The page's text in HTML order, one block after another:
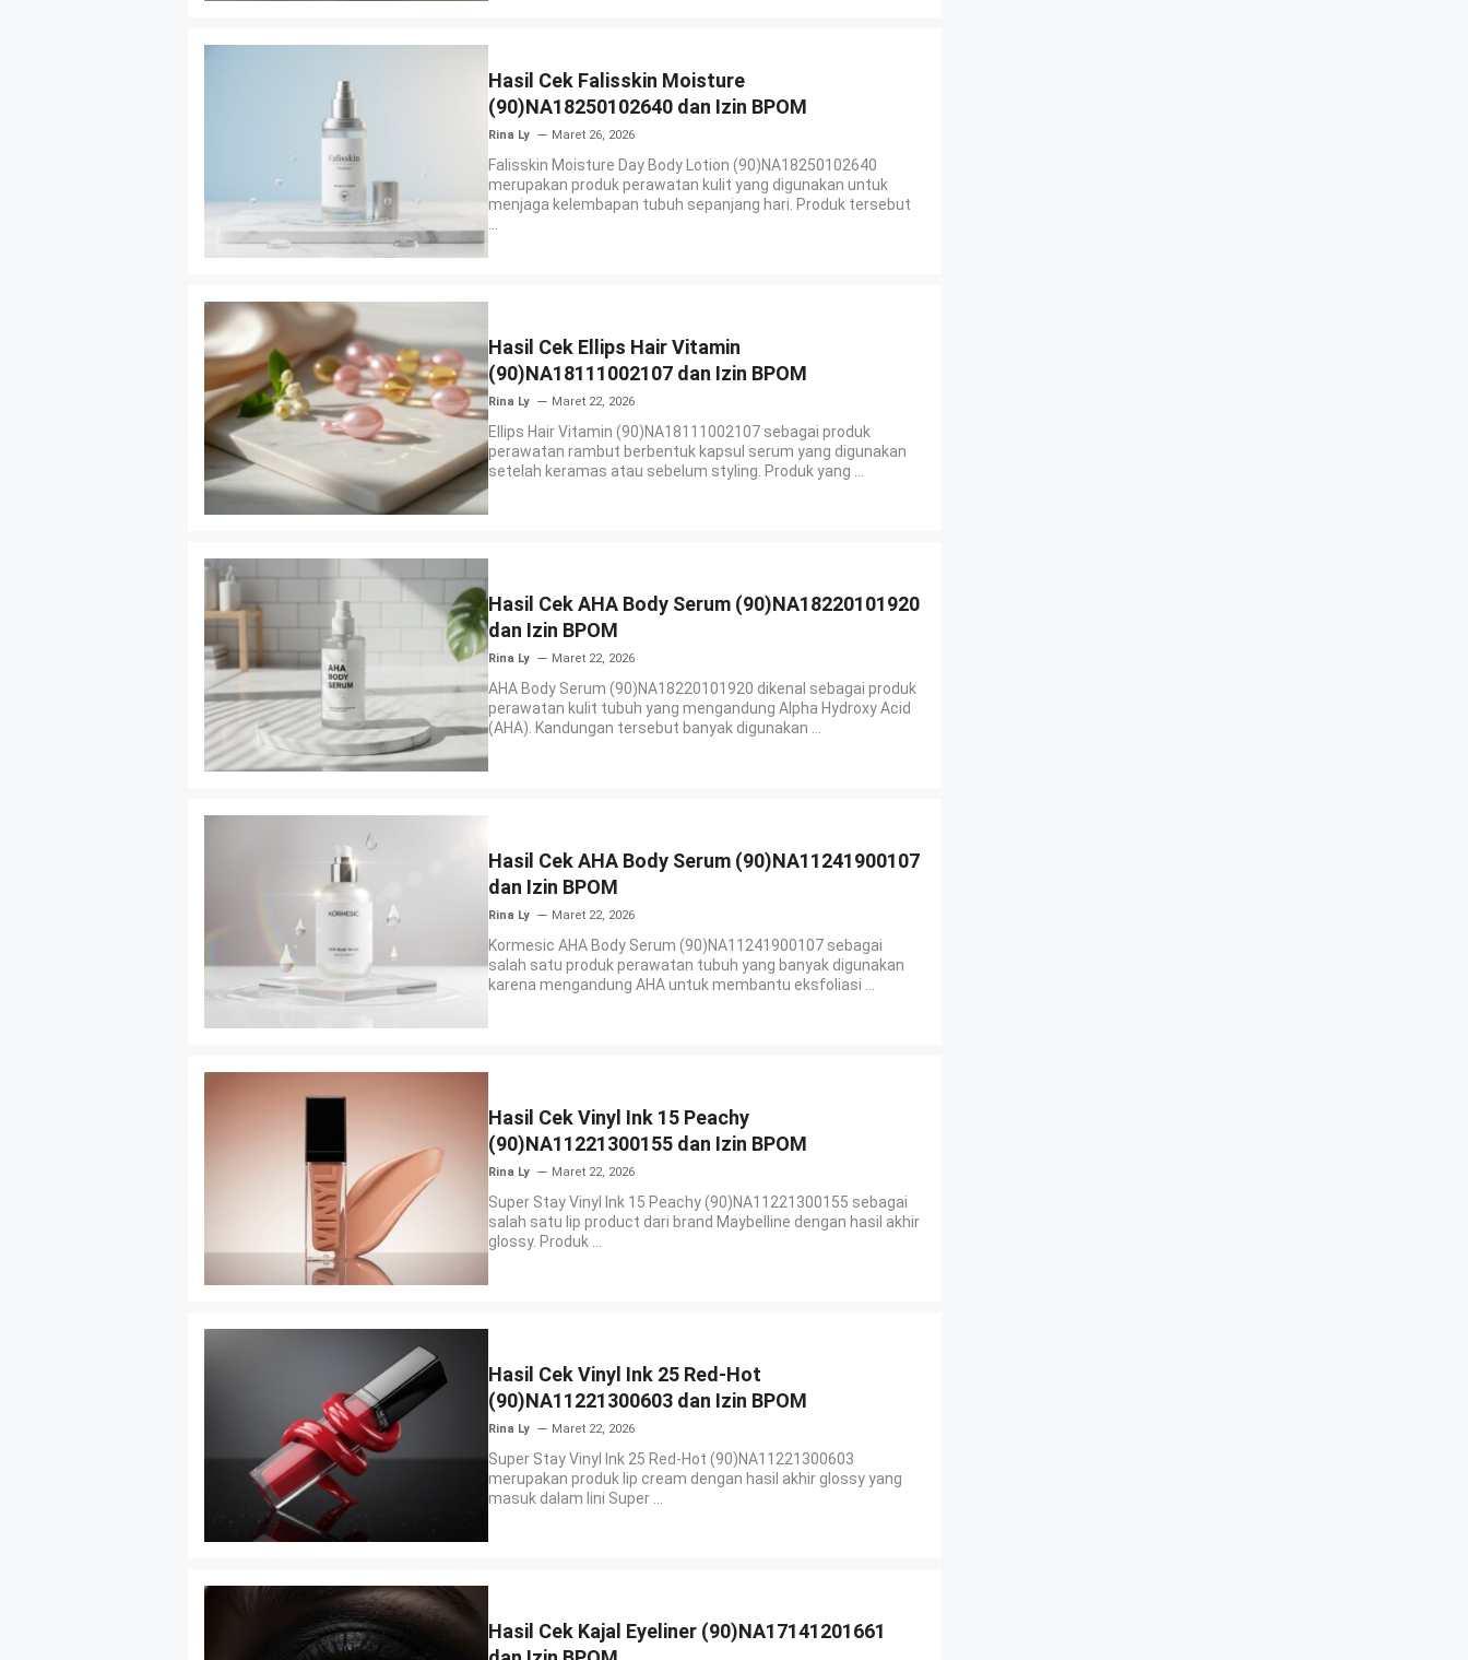
Hasil Cek Falisskin Moisture
(90)NA18250102640 dan Izin BPOM
Rina Ly Maret 26, 2026
Falisskin Moisture Day Body Lotion (90)NA18250102640
merupakan produk perawatan kulit yang digunakan untuk
menjaga kelembapan tubuh sepanjang hari. Produk tersebut
Hasil Cek Ellips Hair Vitamin
(90)NA18111002107 dan Izin BPOM
Rina Ly Maret 22, 2026
Ellips Hair Vitamin (90)NA18111002107 sebagai produk
perawatan rambut berbentuk kapsul serum yang digunakan
setelah keramas atau sebelum styling. Produk yang ...
Hasil Cek AHA Body Serum (90)NA18220101920
dan Izin BPOM
Rina Ly Maret 22, 2026
AHA Body Serum (90)NA18220101920 dikenal sebagai produk
perawatan kulit tubuh yang mengandung Alpha Hydroxy Acid
(AHA). Kandungan tersebut banyak digunakan ...
Hasil Cek AHA Body Serum (90)NA11241900107
dan Izin BPOM
Rina Ly Maret 22, 2026
Kormesic AHA Body Serum (90)NA11241900107 sebagai
salah satu produk perawatan tubuh yang banyak digunakan
karena mengandung AHA untuk membantu eksfoliasi ...
Hasil Cek Vinyl Ink 15 Peachy
(90)NA11221300155 dan Izin BPOM
Rina Ly Maret 22, 2026
Super Stay Vinyl Ink 15 Peachy (90)NA11221300155 sebagai
salah satu lip product dari brand Maybelline dengan hasil akhir
glossy. Produk ...
Hasil Cek Vinyl Ink 25 Red-Hot
(90)NA11221300603 dan Izin BPOM
Rina Ly Maret 22, 2026
Super Stay Vinyl Ink 25 Red-Hot (90)NA11221300603
merupakan produk lip cream dengan hasil akhir glossy yang
masuk dalam lini Super ...
Hasil Cek Kajal Eyeliner (90)NA17141201661